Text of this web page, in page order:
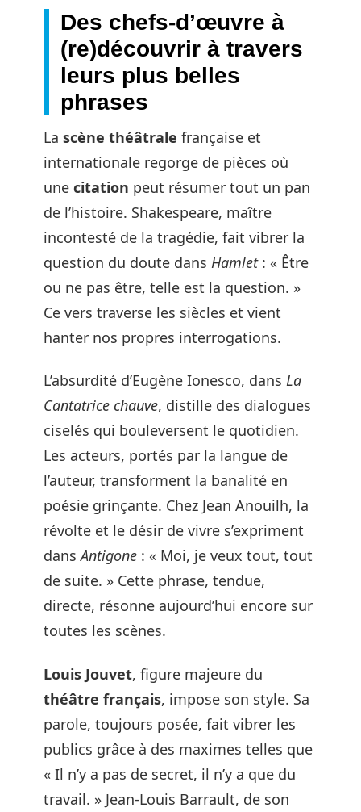
Des chefs-d’œuvre à
(re)découvrir à travers
leurs plus belles
phrases
La scène théâtrale française et
internationale regorge de pièces où
une citation peut résumer tout un pan
de l’histoire. Shakespeare, maître
incontesté de la tragédie, fait vibrer la
question du doute dans Hamlet: « Être
ou ne pas être, telle est la question. »
Ce vers traverse les siècles et vient
hanter nos propres interrogations.
L’absurdité d’Eugène Ionesco, dans La
Cantatrice chauve, distille des dialogues
ciselés qui bouleversent le quotidien.
Les acteurs, portés par la langue de
l’auteur, transforment la banalité en
poésie grinçante. Chez Jean Anouilh, la
révolte et le désir de vivre s’expriment
dansAntigone : « Moi, je veux tout, tout
de suite. » Cette phrase, tendue,
directe, résonne aujourd’hui encore sur
toutes les scènes.
Louis Jouvet, figure majeure du
théâtre français, impose son style. Sa
parole, toujours posée, fait vibrer les
publics grâce à des maximes telles que
« Il n’y a pas de secret, il n’y a que du
travail. » Jean-Louis Barrault, de son